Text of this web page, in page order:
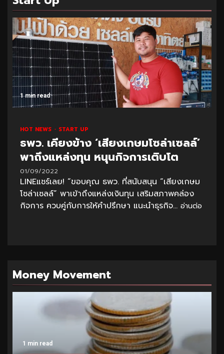
1 min read
HOT NEWS START UP
ธพว. เคียงข้าง ‘เสียงเกษมโซล่าเซลล์’
พาถึงแหล่งทุน หนุนกิจการเติบโต
01/09/2022
LINEแชร์เลย! “ขอบคุณ ธพว. ที่สนับสนุน “เสียงเกษม
โซล่าเซลล์” พาเข้าถึงแหล่งเงินทุน เสริมสภาพคล่อง
กิจการ ควบคู่กับการให้คำปรึกษา แนะนำธุรกิจ... อ่านต่อ
Money Movement
1 min read